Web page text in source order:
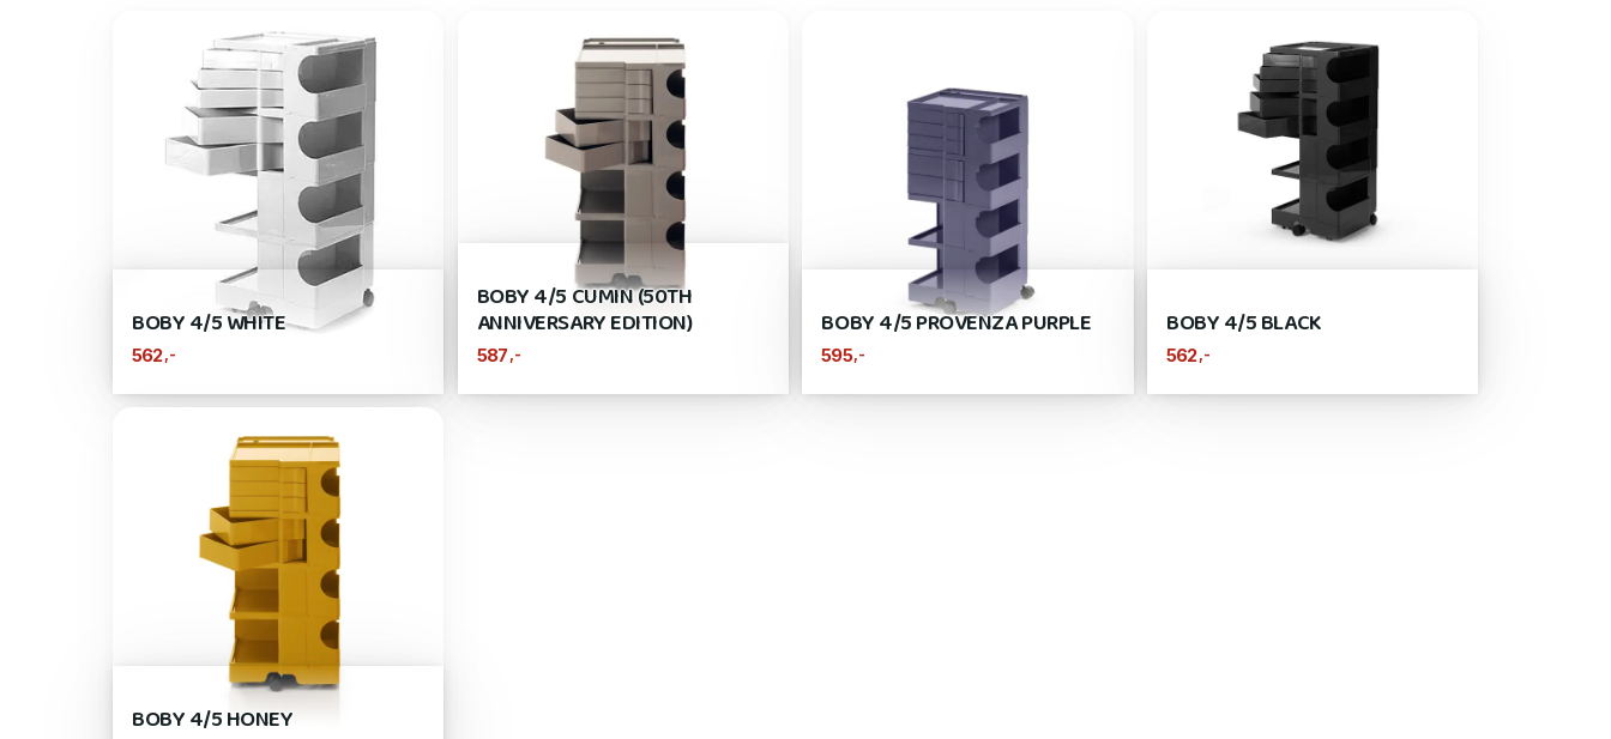
BOBY 4/5 WHITE
562 ,-
BOBY 4/5 CUMIN (50TH
ANNIVERSARY EDITION)
587 ,-
BOBY 4/5 PROVENZA PURPLE
595 ,-
BOBY 4/5 BLACK
562 ,-
BOBY 4/5 HONEY